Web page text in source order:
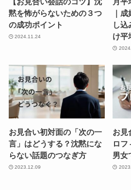
黙を怖がらないための３つ
の成功ポイント
2024.11.24
｜
し込
け平
お見合い初対面の「次の一
言」はどうする？沈黙にな
らない話題のつなぎ方
2023.12.09
お見
ロフ
男女